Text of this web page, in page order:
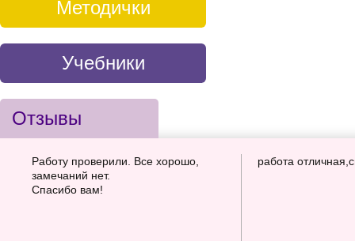
Методички
Учебники
Отзывы
Работу проверили. Все хорошо,
замечаний нет.
Спасибо вам!
работа